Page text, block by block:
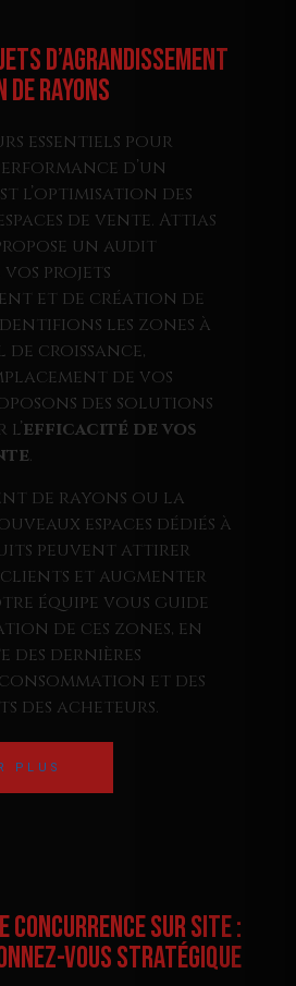
d’Agrandissement
Rayons
essentiels pour
d’un
l’optimisation des
de vente. Attias
un audit
projets
et de création de
les zones à
croissance,
de vos
des solutions
l’efficacité de vos
.
de rayons ou la
espaces dédiés à
peuvent attirer
et augmenter
équipe vous guide
de ces zones, en
des dernières
et des
des acheteurs.
PLUS
Concurrence sur Site :
vous Stratégique